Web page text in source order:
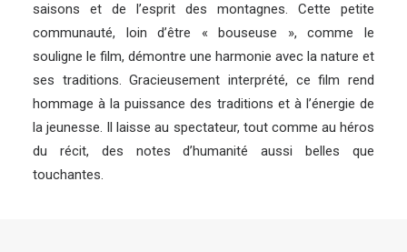
saisons et de l’esprit des montagnes. Cette petite
communauté, loin d’être « bouseuse », comme le
souligne le film, démontre une harmonie avec la nature et
ses traditions. Gracieusement interprété, ce film rend
hommage à la puissance des traditions et à l’énergie de
la jeunesse. Il laisse au spectateur, tout comme au héros
du récit, des notes d’humanité aussi belles que
touchantes.